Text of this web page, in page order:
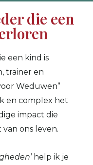
die een
een kind is
trainer en
Weduwen”
en complex het
impact die
ons leven.
help ik je